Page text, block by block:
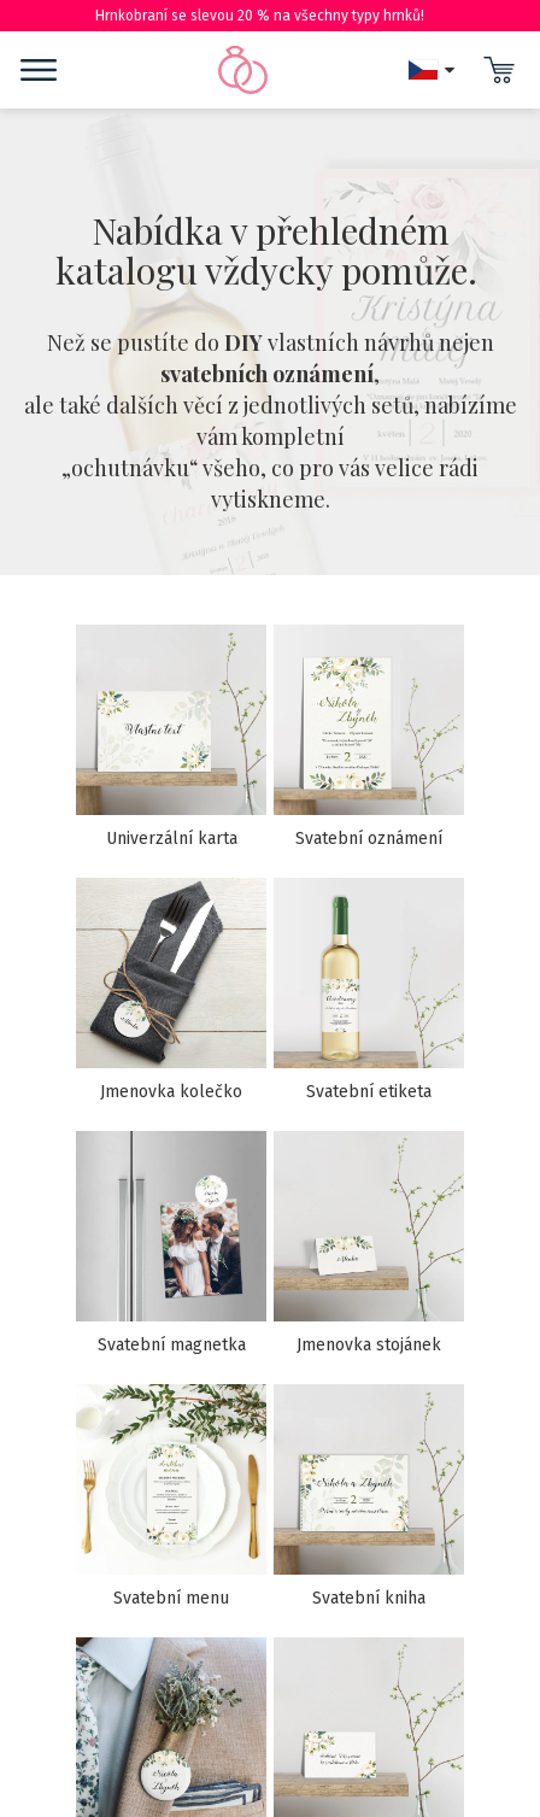
Hrnkobraní se slevou 20 % na všechny typy hrnků!
Nabídka v přehledném
katalogu vždycky pomůže.
Než se pustíte do DIYvlastních návrhů nejen
svatebních oznámení,
ale také dalších věcí z jednotlivých setů, nabízíme
vám kompletní
„ochutnávku“ všeho, co pro vás velice rádi
vytiskneme.
Univerzální karta Svatební oznámení
Jmenovka kolečko Svatební etiketa
Svatební magnetka Jmenovka stojánek
Svatební menu Svatební kniha